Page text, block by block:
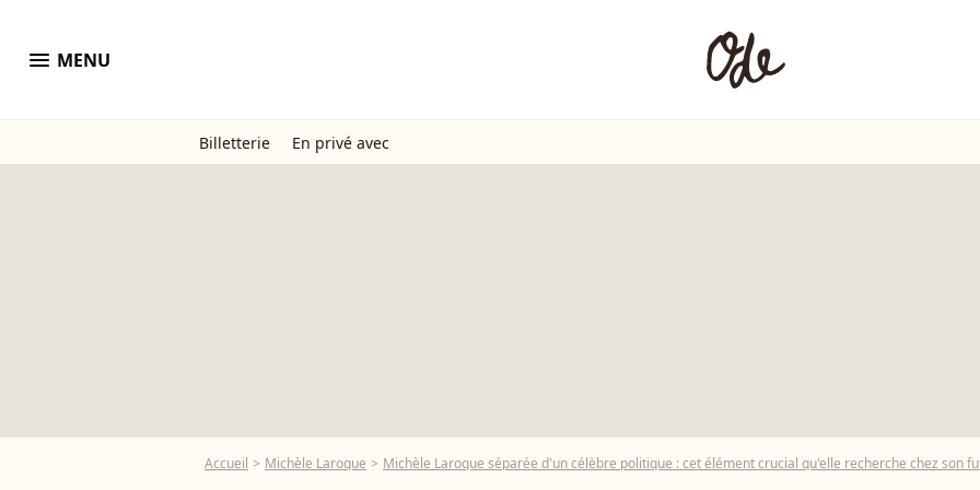
menu MENU
Billetterie En privé avec
Accueil Michèle Laroque Michèle Laroque séparée d'un célèbre politique : cet élément crucial qu'elle recherche chez son